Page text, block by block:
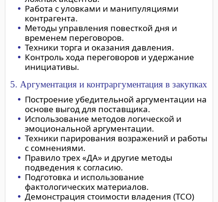
Работа с уловками и манипуляциями
контрагента.
Методы управления повесткой дня и
временем переговоров.
Техники торга и оказания давления.
Контроль хода переговоров и удержание
инициативы.
5. Аргументация и контраргументация в закупках
Построение убедительной аргументации на
основе выгод для поставщика.
Использование методов логической и
эмоциональной аргументации.
Техники парирования возражений и работы
с сомнениями.
Правило трех «ДА» и другие методы
подведения к согласию.
Подготовка и использование
фактологических материалов.
Демонстрация стоимости владения (TCO)